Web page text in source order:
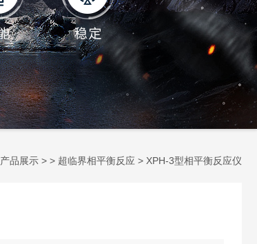
产品展示 > > 超临界相平衡反应 > XPH-3型相平衡反应仪